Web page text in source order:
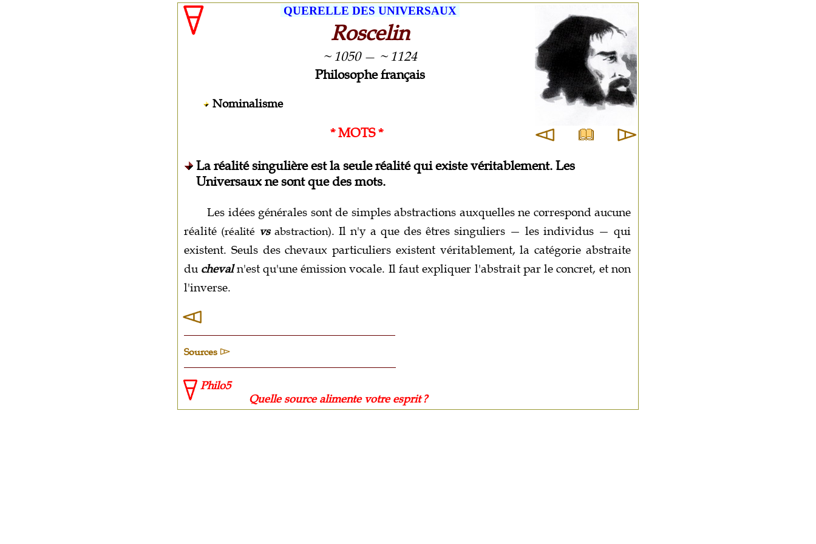
QUERELLE DES UNIVERSAUX
Roscelin
~ 1050— ~ 1124
Philosophe français
Nominalisme
* MOTS *
La réalité singulière est la seule réalité qui existe véritablement. Les
Universaux ne sont que des mots.
Les idées générales sont de simples abstractions auxquelles ne correspond aucune
réalité (réalité vsabstraction). Il n'y a que des êtres singuliers — les individus — qui
existent. Seuls des chevaux particuliers existent véritablement, la catégorie abstraite
du chevaln'est qu'une émission vocale. Il faut expliquer l'abstrait par le concret, et non
l'inverse.
Sources
Philo5
Quelle source alimente votre esprit ?